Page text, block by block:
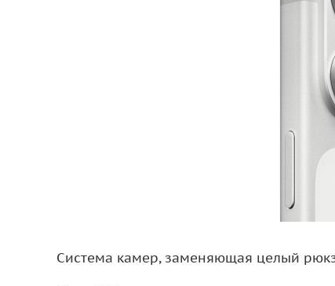
Система камер, заменяющая целый